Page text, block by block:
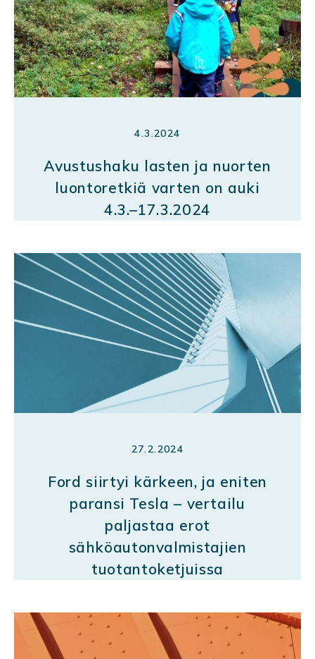
4.3.2024
Avustushaku lasten ja nuorten
luontoretkiä varten on auki
4.3.–17.3.2024
27.2.2024
Ford siirtyi kärkeen, ja eniten
paransi Tesla – vertailu
paljastaa erot
sähköautonvalmistajien
tuotantoketjuissa